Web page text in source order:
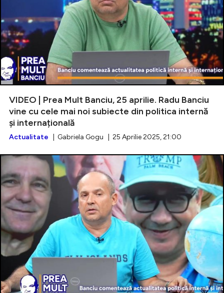
VIDEO | Prea Mult Banciu, 25 aprilie. Radu Banciu
vine cu cele mai noi subiecte din politica internă
și internațională
Actualitate | Gabriela Gogu | 25 Aprilie 2025, 21:00